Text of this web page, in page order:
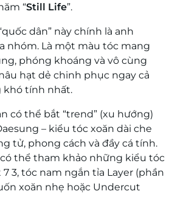
“Still Life”.
dân” này chính là anh
nhóm. Là một màu tóc mang
phóng khoáng và vô cùng
hạt dẻ chinh phục ngay cả
khó tính nhất.
có thể bắt “trend” (xu hướng)
– kiểu tóc xoăn dài che
tử, phong cách và đầy cá tính.
có thể tham khảo những kiểu tóc
3, tóc nam ngắn tỉa Layer (phần
xoăn nhẹ hoặc Undercut